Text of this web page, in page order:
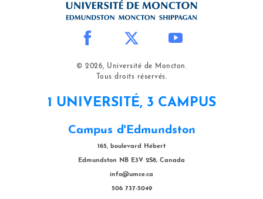
© 2026, Université de Moncton.
Tous droits réservés.
1 UNIVERSITÉ, 3 CAMPUS
Campus d'Edmundston
165, boulevard Hébert
Edmundston NB E3V 2S8, Canada
info@umce.ca
506 737-5049